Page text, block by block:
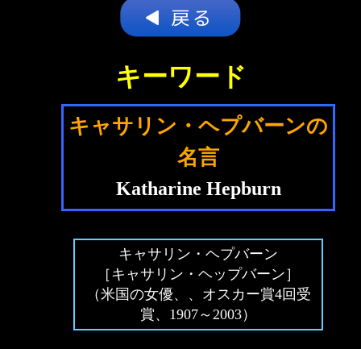
キーワード
キャサリン・ヘプバーンの
名言
Katharine Hepburn
キャサリン・ヘプバーン
［キャサリン・ヘップバーン］
（米国の女優、、オスカー賞4回受
賞、1907～2003）